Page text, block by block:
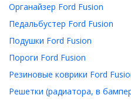
Органайзер Ford Fusion
Педальбустер Ford Fusion
Подушки Ford Fusion
Пороги Ford Fusion
Резиновые коврики Ford
Решетки (радиатора, в